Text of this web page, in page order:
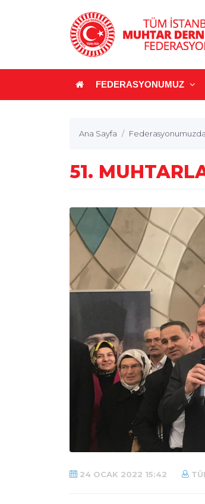
FEDERASYONUMUZ
Ana Sayfa
51.
24 OCAK 2022 15:42